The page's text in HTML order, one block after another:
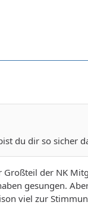
du dir so sicher
der NK
gesungen.
viel zur